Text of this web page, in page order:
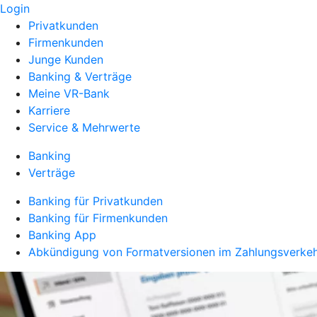
Login
Privatkunden
Firmenkunden
Junge Kunden
Banking & Verträge
Meine VR-Bank
Karriere
Service & Mehrwerte
Banking
Verträge
Banking für Privatkunden
Banking für Firmenkunden
Banking App
Abkündigung von Formatversionen im